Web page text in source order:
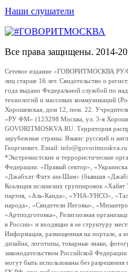
Наши слушатели
Все права защищены. 2014-
Сетевое издание «ГОВОРИТМОСКВА.РУ/
лиц старше 16 лет. Свидетельство о
года выдано Федеральной службой по
технологий и массовых коммуникаций
Хорошевская, дом 12, пом. 22.
«РУ ФМ» (123298 Москва, ул. 3-я
GOVORITMOSKVA.RU. Территория
зарубежные страны. Языки: русский и
Георгиевич. Email:
*Экстремистские и террористические
Федерации: «Правый сектор»,
«Джабхат Фатх аш-Шам» (бывшая
Коалиция исламских группировок
партия, «Аль-Каида», «УНА-УНСО»,
народа», «Свидетели Иеговы»,
«Артподготовка», Религиозная
в России» и входящие в ее структуру
Информация, размещенная на портале, а
дизайна, логотипы, товарные знаки,
законодательством Российской
могут быть использованы без разрешения